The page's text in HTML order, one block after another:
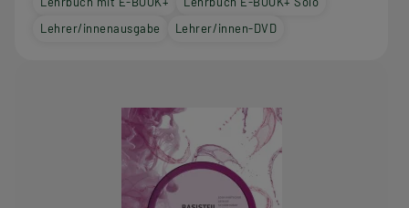
Lehrer/innenausgabe
Lehrer/innen-DVD